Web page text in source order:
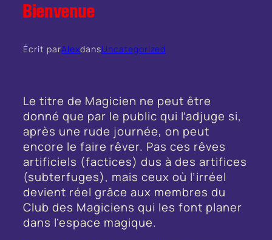
Bienvenue
Écrit parAlexdansUncategorized
Le titre de Magicien ne peut être
donné que par le public qui l’adjuge si,
après une rude journée, on peut
encore le faire rêver. Pas ces rêves
artificiels (factices) dus à des artifices
(subterfuges), mais ceux où l’irréel
devient réel grâce aux membres du
Club des Magiciens qui les font planer
dans l’espace magique.